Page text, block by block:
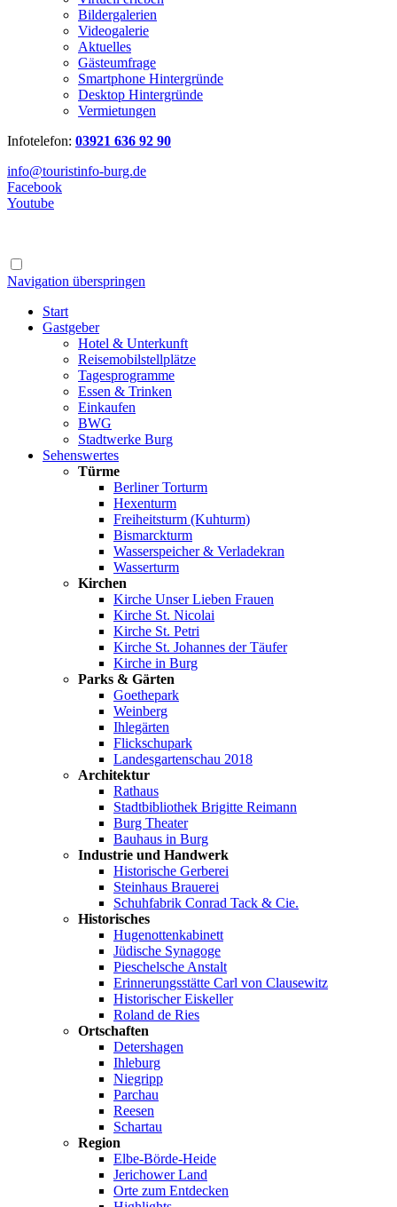
Bildergalerien
Videogalerie
Aktuelles
Gästeumfrage
Smartphone Hintergründe
Desktop Hintergründe
Vermietungen
Infotelefon: 03921 636 92 90
info@touristinfo-burg.de
Facebook
Youtube
Navigation überspringen
Start
Gastgeber
Hotel & Unterkunft
Reisemobilstellplätze
Tagesprogramme
Essen & Trinken
Einkaufen
BWG
Stadtwerke Burg
Sehenswertes
Türme
Berliner Torturm
Hexenturm
Freiheitsturm (Kuhturm)
Bismarckturm
Wasserspeicher & Verladekran
Wasserturm
Kirchen
Kirche Unser Lieben Frauen
Kirche St. Nicolai
Kirche St. Petri
Kirche St. Johannes der Täufer
Kirche in Burg
Parks & Gärten
Goethepark
Weinberg
Ihlegärten
Flickschupark
Landesgartenschau 2018
Architektur
Rathaus
Stadtbibliothek Brigitte Reimann
Burg Theater
Bauhaus in Burg
Industrie und Handwerk
Historische Gerberei
Steinhaus Brauerei
Schuhfabrik Conrad Tack & Cie.
Historisches
Hugenottenkabinett
Jüdische Synagoge
Pieschelsche Anstalt
Erinnerungsstätte Carl von Clausewitz
Historischer Eiskeller
Roland de Ries
Ortschaften
Detershagen
Ihleburg
Niegripp
Parchau
Reesen
Schartau
Region
Elbe-Börde-Heide
Jerichower Land
Orte zum Entdecken